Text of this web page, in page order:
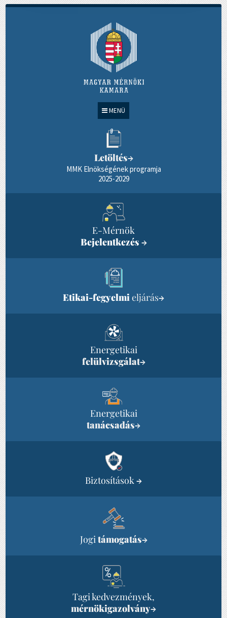
MENÜ
Letöltés→
MMK Elnökségének programja
2025-2029
E-Mérnök
Bejelentkezés →
Etikai-fegyelmi eljárás→
Energetikai
felülvizsgálat→
Energetikai
tanácsadás→
Biztosítások→
Jogi támogatás→
Tagi kedvezmények,
mérnökigazolvány→